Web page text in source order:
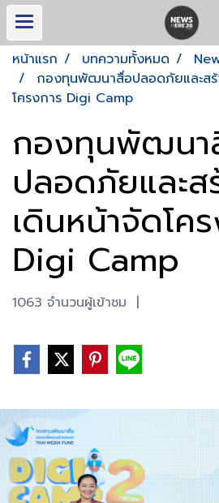
หน้าแรก บทความทั้งหมด
กองทุนพัฒนาสื่อปลอดภัยและสร้
โครงการ Digi Camp
กองทุนพัฒนา
ปลอดภัยและส
เดินหน้าจัดโค
Digi Camp
1063 จำนวนผู้เข้าชม |